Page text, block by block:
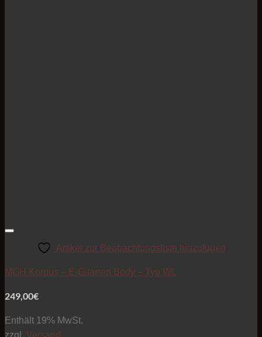
Artikel zur Beobachtungsliste hinzufügen
MGH Korpus – E-Gitarren Body – Typ WL
249,00€
Enthält 19% MwSt.